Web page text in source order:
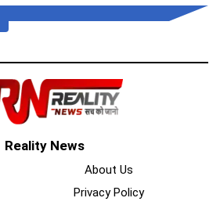
Reality News
About Us
Privacy Policy